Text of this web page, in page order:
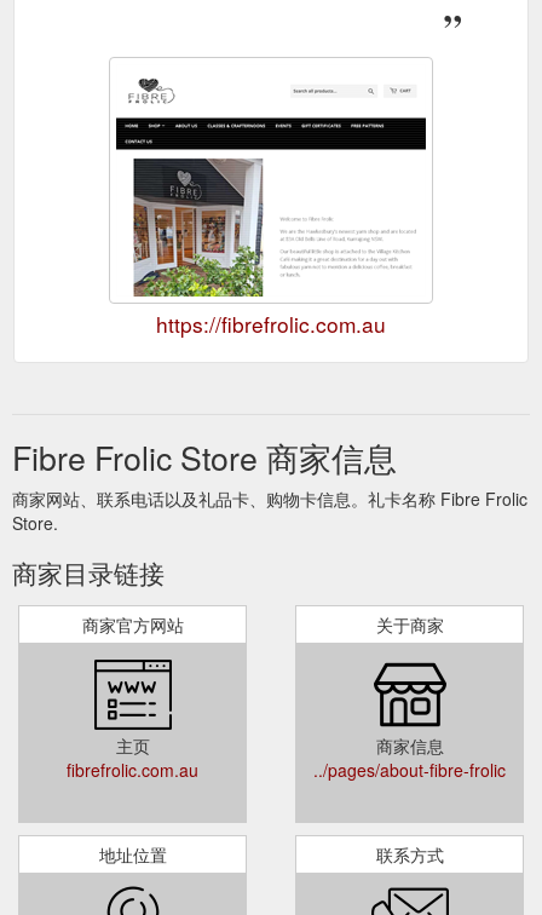
https://fibrefrolic.com.au
Fibre Frolic Store 商家信息
商家网站、联系电话以及礼品卡、购物卡信息。礼卡名称 Fibre Frolic
Store.
商家目录链接
商家官方网站
主页
fibrefrolic.com.au
关于商家
商家信息
../pages/about-fibre-frolic
地址位置 联系方式